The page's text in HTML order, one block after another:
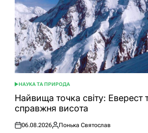
ОПУБЛІКУВАТИ
У
НАУКА ТА ПРИРОДА
Найвища точка світу: Еверест
справжня висота
Оприлюднено
06.08.2026
Опубліковано
Понька Святослав